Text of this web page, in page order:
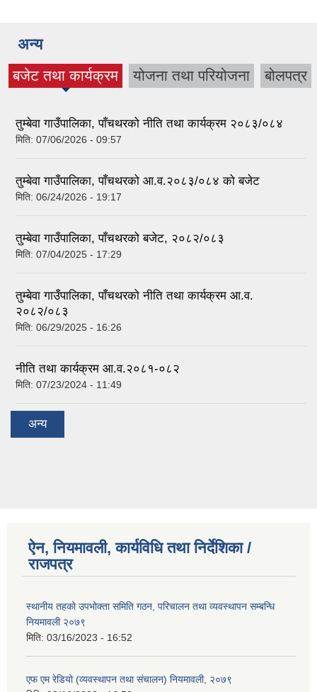
अन्य
बजेट तथा कार्यक्रम
(active tab) योजना तथा परियोजना बोलपत्र
तुम्बेवा गाउँपालिका, पाँचथरको नीति तथा कार्यक्रम २०८३/०८४
मिति: 07/06/2026 - 09:57
तुम्बेवा गाउँपालिका, पाँचथरको आ.व.२०८३/०८४ को बजेट
मिति: 06/24/2026 - 19:17
तुम्बेवा गाउँपालिका, पाँचथरको बजेट, २०८२/०८३
मिति: 07/04/2025 - 17:29
तुम्बेवा गाउँपालिका, पाँचथरको नीति तथा कार्यक्रम आ‍.व.
२०८२/०८३
मिति: 06/29/2025 - 16:26
नीति तथा कार्यक्रम आ.व.२०८१-०८२
मिति: 07/23/2024 - 11:49
अन्य
ऐन, नियमावली, कार्यविधि तथा निर्देशिका /
राजपत्र
स्थानीय तहको उपभोक्ता समिति गठन, परिचालन तथा व्यवस्थापन सम्बन्धि
नियमावली २०७९
मिति: 03/16/2023 - 16:52
एफ एम रेडियो (व्यवस्थापन तथा संचालन) नियमावली, २०७९